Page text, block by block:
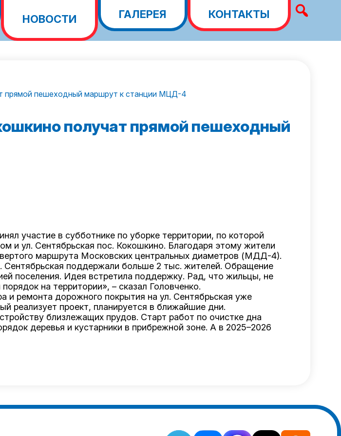
НОВОСТИ ГАЛЕРЕЯ КОНТАКТЫ
прямой пешеходный маршрут к станции МЦД-4
получат прямой пешеходный
участие в субботнике по уборке территории, по которой
ул. Сентябрьская пос. Кокошкино. Благодаря этому жители
маршрута Московских центральных диаметров (МДД-4).
поддержали больше 2 тыс. жителей. Обращение
поселения. Идея встретила поддержку. Рад, что жильцы, не
на территории», – сказал Головченко.
и ремонта дорожного покрытия на ул. Сентябрьская уже
реализует проект, планируется в ближайшие дни.
близлежащих прудов. Старт работ по очистке дна
деревья и кустарники в прибрежной зоне. А в 2025–2026